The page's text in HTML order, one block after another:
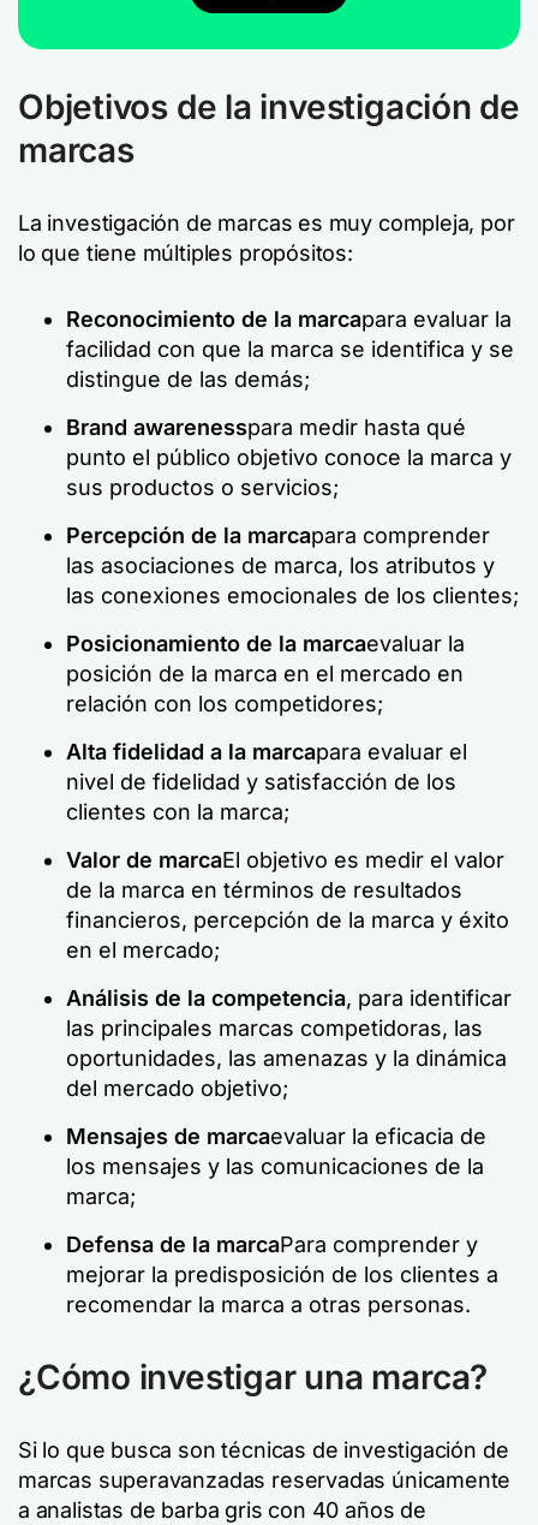
Objetivos de la investigación de
marcas
La investigación de marcas es muy compleja, por
lo que tiene múltiples propósitos:
Reconocimiento de la marcapara evaluar la
facilidad con que la marca se identifica y se
distingue de las demás;
Brand awarenesspara medir hasta qué
punto el público objetivo conoce la marca y
sus productos o servicios;
Percepción de la marcapara comprender
las asociaciones de marca, los atributos y
las conexiones emocionales de los clientes;
Posicionamiento de la marcaevaluar la
posición de la marca en el mercado en
relación con los competidores;
Alta fidelidad a la marcapara evaluar el
nivel de fidelidad y satisfacción de los
clientes con la marca;
Valor de marcaEl objetivo es medir el valor
de la marca en términos de resultados
financieros, percepción de la marca y éxito
en el mercado;
Análisis de la competencia, para identificar
las principales marcas competidoras, las
oportunidades, las amenazas y la dinámica
del mercado objetivo;
Mensajes de marcaevaluar la eficacia de
los mensajes y las comunicaciones de la
marca;
Defensa de la marcaPara comprender y
mejorar la predisposición de los clientes a
recomendar la marca a otras personas.
¿Cómo investigar una marca?
Si lo que busca son técnicas de investigación de
marcas superavanzadas reservadas únicamente
a analistas de barba gris con 40 años de